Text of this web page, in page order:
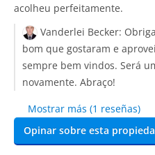
acolheu perfeitamente.
Vanderlei Becker:
bom que gostaram e
sempre bem vindos. Será
novamente. Abraço!
Mostrar más (1 reseñas)
Opinar sobre esta